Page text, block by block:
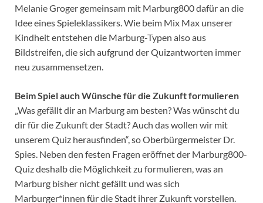
Melanie Groger gemeinsam mit Marburg800 dafür an die
Idee eines Spieleklassikers. Wie beim Mix Max unserer
Kindheit entstehen die Marburg-Typen also aus
Bildstreifen, die sich aufgrund der Quizantworten immer
neu zusammensetzen.
Beim Spiel auch Wünsche für die Zukunft formulieren
„Was gefällt dir an Marburg am besten? Was wünscht du
dir für die Zukunft der Stadt? Auch das wollen wir mit
unserem Quiz herausfinden“, so Oberbürgermeister Dr.
Spies. Neben den festen Fragen eröffnet der Marburg800-
Quiz deshalb die Möglichkeit zu formulieren, was an
Marburg bisher nicht gefällt und was sich
Marburger*innen für die Stadt ihrer Zukunft vorstellen.